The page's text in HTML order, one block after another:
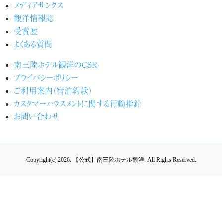
メディアサンクス
観洋情報誌
受賞歴
よくある質問
南三陸ホテル観洋のCSR
プライバシーポリシー
ご利用案内（宿泊約款）
カスタマーハラスメントに関する行動指針
お問い合わせ
Copyright(c) 2026. 【公式】南三陸ホテル観洋. All Rights Reserved.